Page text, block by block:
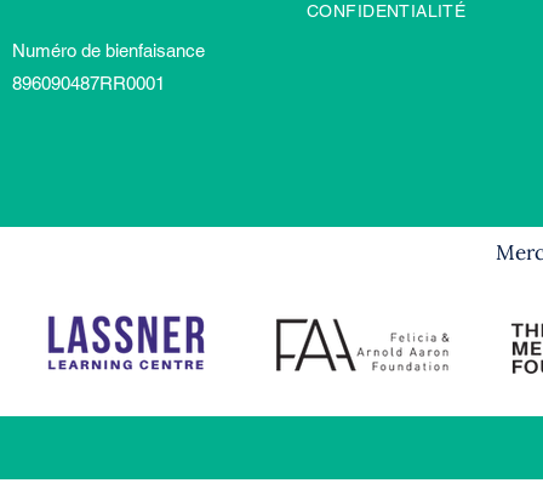
Numéro de bienfaisance
896090487RR0001
CONFIDENTIALITÉ